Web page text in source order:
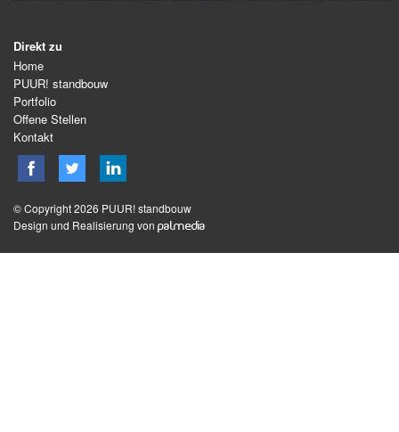
Direkt zu
Home
PUUR! standbouw
Portfolio
Offene Stellen
Kontakt
© Copyright 2026 PUUR! standbouw
Design und Realisierung von palmedia